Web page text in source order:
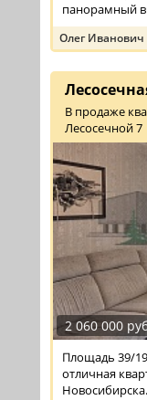
панорамный
Олег Иванович
В продаже
Лесосечной 7
2 060 000
Площадь 39/
отличная
Новосибирска.